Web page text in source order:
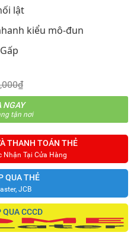
lật
kiểu mô-đun
NGAY
tận nơi
THANH TOÁN THẺ
Nhận Tại Cửa Hàng
QUA THẺ
JCB
QUA CCCD